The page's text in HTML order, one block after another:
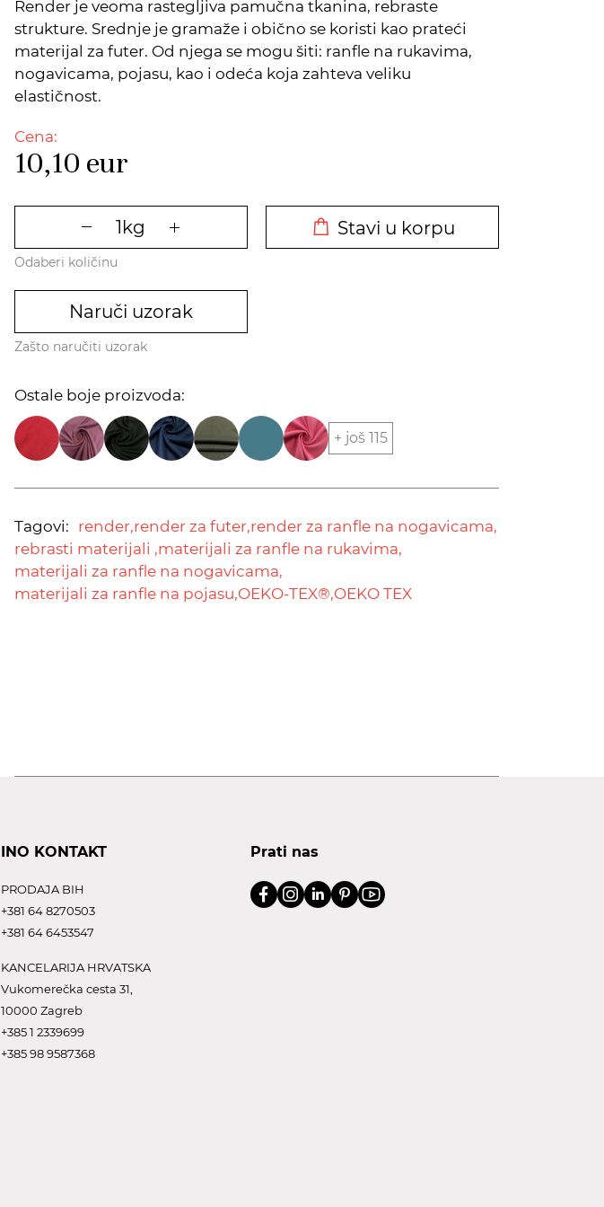
Render je veoma rastegljiva pamučna tkanina, rebraste
strukture. Srednje je gramaže i obično se koristi kao prateći
materijal za futer. Od njega se mogu šiti: ranfle na rukavima,
nogavicama, pojasu, kao i odeća koja zahteva veliku
elastičnost.
Cena:
10,10 eur
Stavi u korpu
Odaberi količinu
Naruči uzorak
Zašto naručiti uzorak
Ostale boje proizvoda:
+ još 115
Tagovi: render,render za futer,render za ranfle na nogavicama,
rebrasti materijali ,materijali za ranfle na rukavima,
materijali za ranfle na nogavicama,
materijali za ranfle na pojasu,OEKO-TEX®,OEKO TEX
INO KONTAKT
PRODAJA BIH
+381 64 8270503
+381 64 6453547
KANCELARIJA HRVATSKA
Vukomerečka cesta 31,
10000 Zagreb
+385 1 2339699
+385 98 9587368
Prati nas